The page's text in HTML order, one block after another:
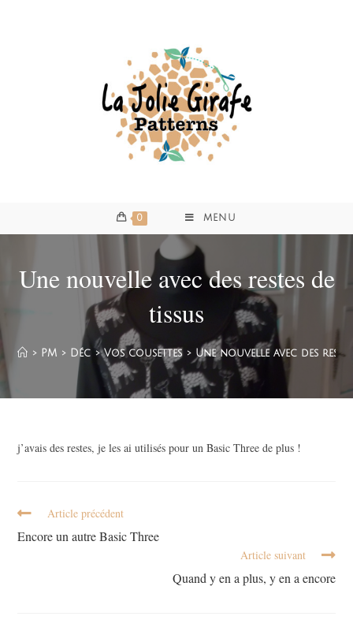
0 MENU
Une nouvelle avec des restes de
tissus
> PM > Déc > Vos cousettes > Une nouvelle avec des
j’avais des restes, je les ai utilisés pour un Basic Three de plus !
Article précédent
Encore un autre Basic Three
Article suivant
Quand y en a plus, y en a encore